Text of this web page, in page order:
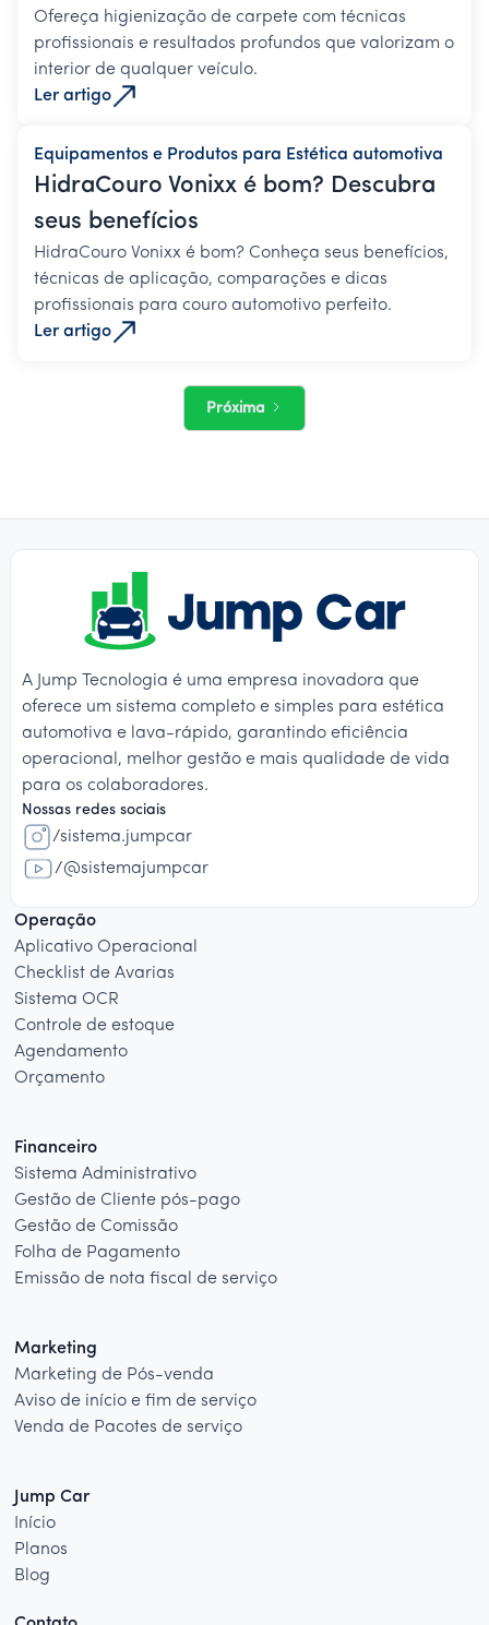
Ofereça higienização de carpete com técnicas
profissionais e resultados profundos que valorizam o
interior de qualquer veículo.
Ler artigo
Equipamentos e Produtos para Estética automotiva
HidraCouro Vonixx é bom? Descubra
seus benefícios
HidraCouro Vonixx é bom? Conheça seus benefícios,
técnicas de aplicação, comparações e dicas
profissionais para couro automotivo perfeito.
Ler artigo
Próxima
A Jump Tecnologia é uma empresa inovadora que
oferece um sistema completo e simples para estética
automotiva e lava-rápido, garantindo eficiência
operacional, melhor gestão e mais qualidade de vida
para os colaboradores.
Nossas redes sociais
/sistema.jumpcar
/@sistemajumpcar
Operação
Aplicativo Operacional
Checklist de Avarias
Sistema OCR
Controle de estoque
Agendamento
Orçamento
Financeiro
Sistema Administrativo
Gestão de Cliente pós-pago
Gestão de Comissão
Folha de Pagamento
Emissão de nota fiscal de serviço
Marketing
Marketing de Pós-venda
Aviso de início e fim de serviço
Venda de Pacotes de serviço
Jump Car
Início
Planos
Blog